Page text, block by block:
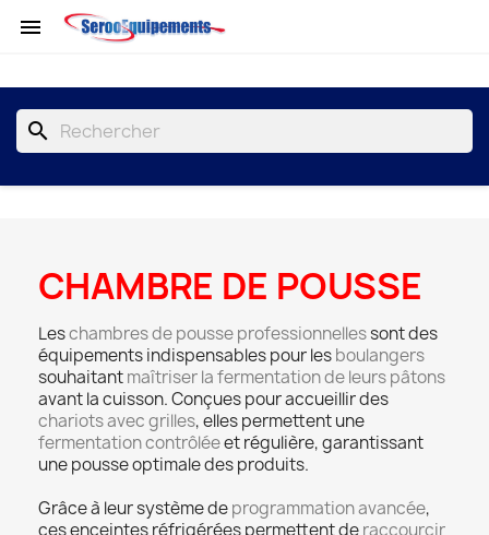

search
CHAMBRE DE POUSSE
Leschambres de pousse professionnellessont des
équipements indispensables pour lesboulangers
souhaitantmaîtriser la fermentation de leurs pâtons
avant la cuisson. Conçues pour accueillir des
chariots avec grilles, elles permettent une
fermentation contrôléeet régulière, garantissant
une pousse optimale des produits.
Grâce à leur système deprogrammation avancée,
ces enceintes réfrigérées permettent deraccourcir